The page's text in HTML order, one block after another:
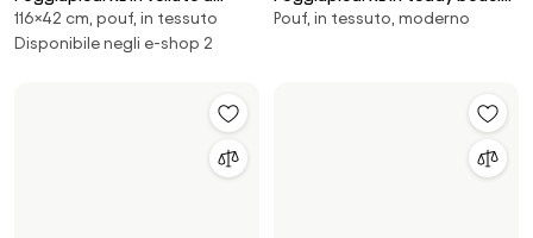
849 €
Poggiapiedi da divano in bouclé
399 €